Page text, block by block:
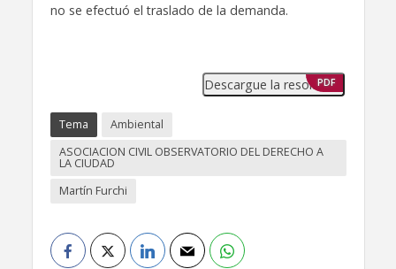
no se efectuó el traslado de la demanda.
Descargue la resolución
PDF
Tema
Ambiental
ASOCIACION CIVIL OBSERVATORIO DEL DERECHO A
LA CIUDAD
Martín Furchi